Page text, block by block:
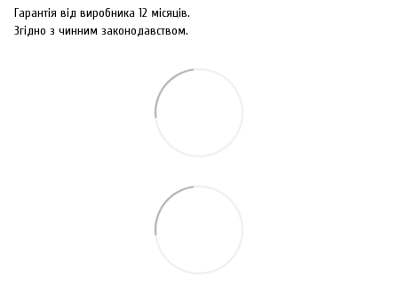
Гарантія від виробника 12 місяців.
Згідно з чинним законодавством.